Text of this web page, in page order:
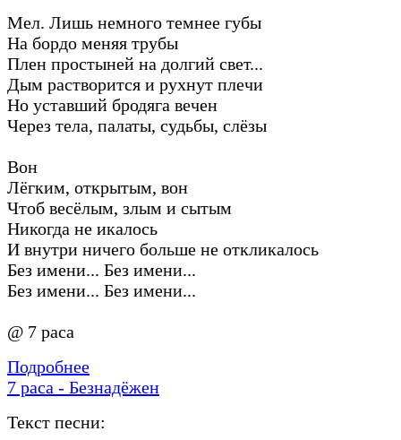
Мел. Лишь немного темнее губы
На бордо меняя трубы
Плен простыней на долгий свет...
Дым растворится и рухнут плечи
Но уставший бродяга вечен
Через тела, палаты, судьбы, слёзы
Вон
Лёгким, открытым, вон
Чтоб весёлым, злым и сытым
Никогда не икалось
И внутри ничего больше не откликалось
Без имени... Без имени...
Без имени... Без имени...
@ 7 раса
Подробнее
7 раса - Безнадёжен
Текст песни: